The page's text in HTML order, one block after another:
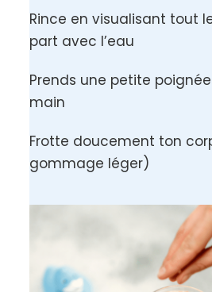
Frotte doucement ton